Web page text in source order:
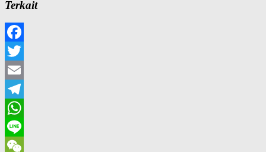
Terkait
Facebook
Twitter
Email
Telegram
WhatsApp
Line